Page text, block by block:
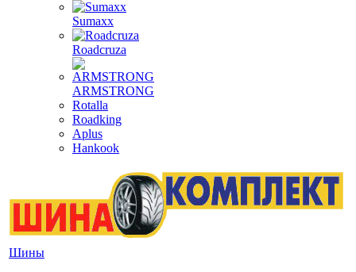
Sumaxx
Roadcruza
ARMSTRONG
Rotalla
Roadking
Aplus
Hankook
Шины